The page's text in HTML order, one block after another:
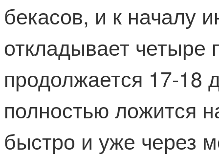
бекасов, и к началу
откладывает
продолжается 17-18
полностью ложится
быстро и уже через